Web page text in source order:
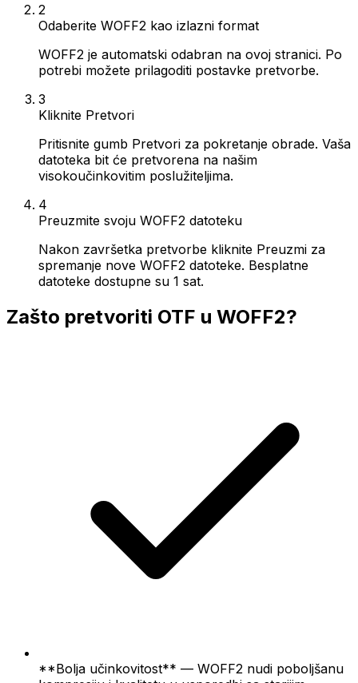
2
Odaberite WOFF2 kao izlazni format
WOFF2 je automatski odabran na ovoj stranici. Po
potrebi možete prilagoditi postavke pretvorbe.
3
Kliknite Pretvori
Pritisnite gumb Pretvori za pokretanje obrade. Vaša
datoteka bit će pretvorena na našim
visokoučinkovitim poslužiteljima.
4
Preuzmite svoju WOFF2 datoteku
Nakon završetka pretvorbe kliknite Preuzmi za
spremanje nove WOFF2 datoteke. Besplatne
datoteke dostupne su 1 sat.
Zašto pretvoriti OTF u WOFF2?
**Bolja učinkovitost** — WOFF2 nudi poboljšanu